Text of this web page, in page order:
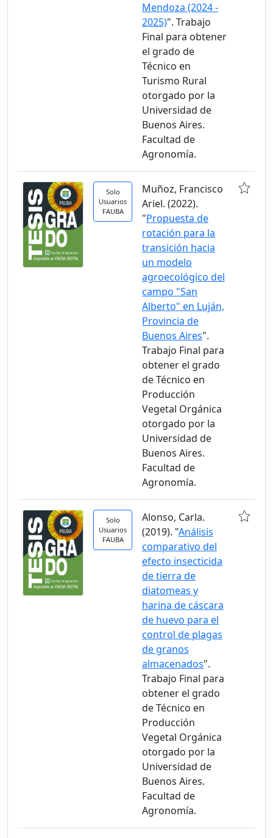
Mendoza (2024 -
2025)". Trabajo
Final para obtener
el grado de
Técnico en
Turismo Rural
otorgado por la
Universidad de
Buenos Aires.
Facultad de
Agronomía.
Solo
Usuarios
FAUBA
Muñoz, Francisco
Ariel. (2022).
"Propuesta de
rotación para la
transición hacia
un modelo
agroecológico del
campo "San
Alberto" en Luján,
Provincia de
Buenos Aires".
Trabajo Final para
obtener el grado
de Técnico en
Producción
Vegetal Orgánica
otorgado por la
Universidad de
Buenos Aires.
Facultad de
Agronomía.
Solo
Usuarios
FAUBA
Alonso, Carla.
(2019). "Análisis
comparativo del
efecto insecticida
de tierra de
diatomeas y
harina de cáscara
de huevo para el
control de plagas
de granos
almacenados".
Trabajo Final para
obtener el grado
de Técnico en
Producción
Vegetal Orgánica
otorgado por la
Universidad de
Buenos Aires.
Facultad de
Agronomía.